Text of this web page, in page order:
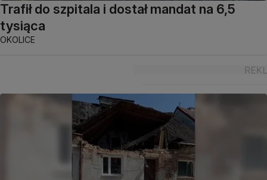
Trafił do szpitala i dostał mandat na 6,5
tysiąca
OKOLICE